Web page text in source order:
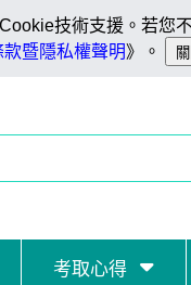
技術支援。若您
暨隱私權聲明》。
考取心得